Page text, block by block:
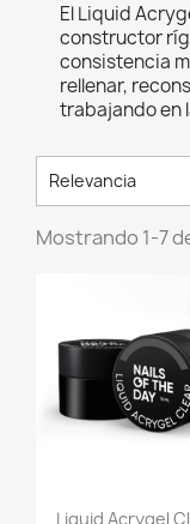
El Liquid
constructor
consistencia
rellenar,
trabajando en
Relevancia
Mostrando 1-7
Vista
Liquid Acrygel